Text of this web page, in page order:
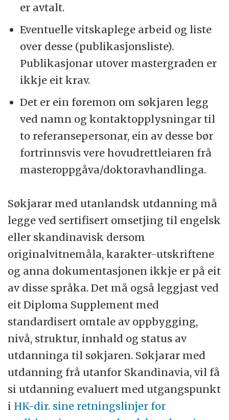
er avtalt.
Eventuelle vitskaplege arbeid og liste
over desse (publikasjonsliste).
Publikasjonar utover mastergraden er
ikkje eit krav.
Det er ein føremon om søkjaren legg
ved namn og kontaktopplysningar til
to referansepersonar, ein av desse bør
fortrinnsvis vere hovudrettleiaren frå
masteroppgåva/doktoravhandlinga.
Søkjarar med utanlandsk utdanning må
legge ved sertifisert omsetjing til engelsk
eller skandinavisk dersom
originalvitnemåla, karakter-utskriftene
og anna dokumentasjonen ikkje er på eit
av disse språka. Det må også leggjast ved
eit Diploma Supplement med
standardisert omtale av oppbygging,
nivå, struktur, innhald og status av
utdanninga til søkjaren. Søkjarar med
utdanning frå utanfor Skandinavia, vil få
si utdanning evaluert med utgangspunkt
i HK-dir. sine retningslinjer for